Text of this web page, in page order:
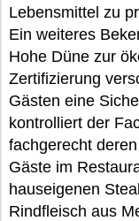
Lebensmittel zu
Ein weiteres
Hohe Düne zur
Zertifizierung
Gästen eine
kontrolliert der
fachgerecht
Gäste im
hauseigenen
Rindfleisch aus